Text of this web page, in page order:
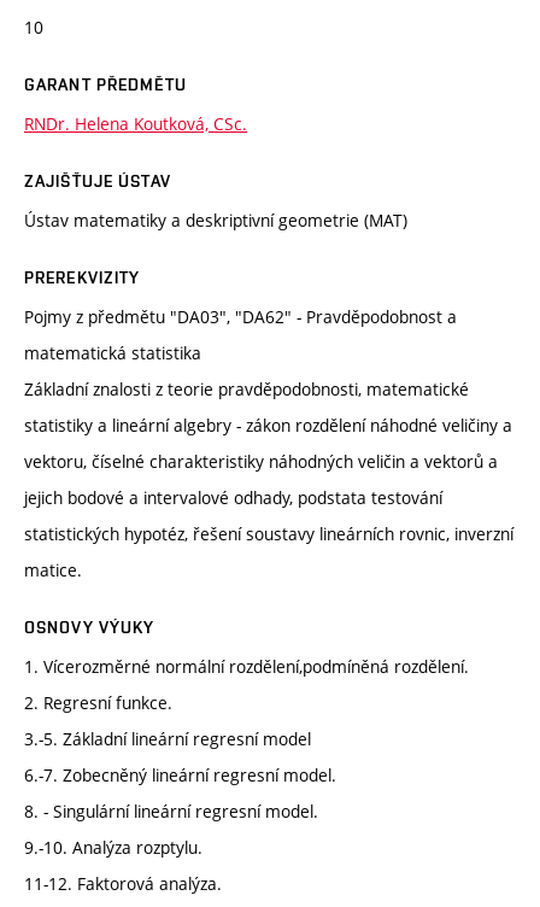
10
GARANT PŘEDMĚTU
RNDr. Helena Koutková, CSc.
ZAJIŠŤUJE ÚSTAV
Ústav matematiky a deskriptivní geometrie (MAT)
PREREKVIZITY
Pojmy z předmětu "DA03", "DA62" - Pravděpodobnost a
matematická statistika
Základní znalosti z teorie pravděpodobnosti, matematické
statistiky a lineární algebry - zákon rozdělení náhodné veličiny a
vektoru, číselné charakteristiky náhodných veličin a vektorů a
jejich bodové a intervalové odhady, podstata testování
statistických hypotéz, řešení soustavy lineárních rovnic, inverzní
matice.
OSNOVY VÝUKY
1. Vícerozměrné normální rozdělení,podmíněná rozdělení.
2. Regresní funkce.
3.-5. Základní lineární regresní model
6.-7. Zobecněný lineární regresní model.
8. - Singulární lineární regresní model.
9.-10. Analýza rozptylu.
11-12. Faktorová analýza.